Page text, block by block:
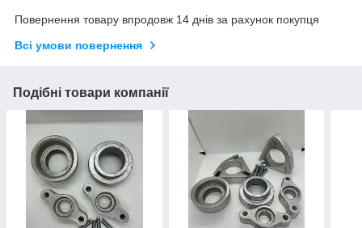
Повернення товару впродовж 14 днів за рахунок покупця
Всі умови повернення
Подібні товари компанії